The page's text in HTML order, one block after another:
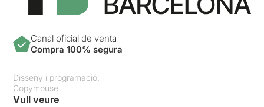
Canal oficial de venta
Compra 100% segura
Disseny i programació:
Copymouse
Vull veure